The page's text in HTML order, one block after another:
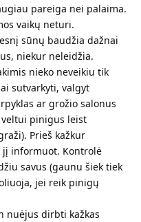
pareiga nei palaima.
vaikų neturi.
sūnų baudžia dažnai
niekur neleidžia.
nieko neveikiu tik
sutvarkyti, valgyt
ar grožio salonus
veltui pinigus leist
Prieš kažkur
jį informuot. Kontrolė
savus (gaunu šiek tiek
jei reik pinigų
nuėjus dirbti kažkas